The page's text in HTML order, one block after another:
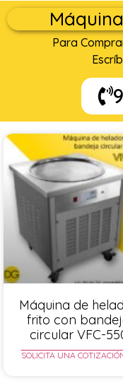
Para
Máquina de
frito con
circular VFC-
SOLICITA UNA